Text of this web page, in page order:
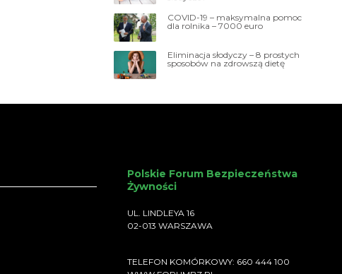
COVID-19 – maksymalna pomoc
dla rolnika – 7000 euro
Eliminacja słodyczy – 8 prostych
sposobów na zdrowszą dietę
Polskie Forum Bezpieczeństwa
Żywności
UL. LINDLEYA 16
02-013 WARSZAWA
TELEFON KOMÓRKOWY: 660 444 100